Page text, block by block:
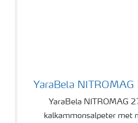
YaraBela NITROMAG
YaraBela
YaraBela NITROMAG
kalkammonsalpeter met